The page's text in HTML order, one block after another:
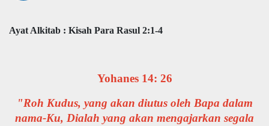
Ayat Alkitab : Kisah Para Rasul 2:1-4
Yohanes 14: 26
"Roh Kudus, yang akan diutus oleh Bapa dalam
nama-Ku, Dialah yang akan mengajarkan segala